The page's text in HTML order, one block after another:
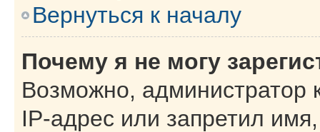
Вернуться к началу
Почему я не могу
Возможно, администратор
IP-адрес или запретил